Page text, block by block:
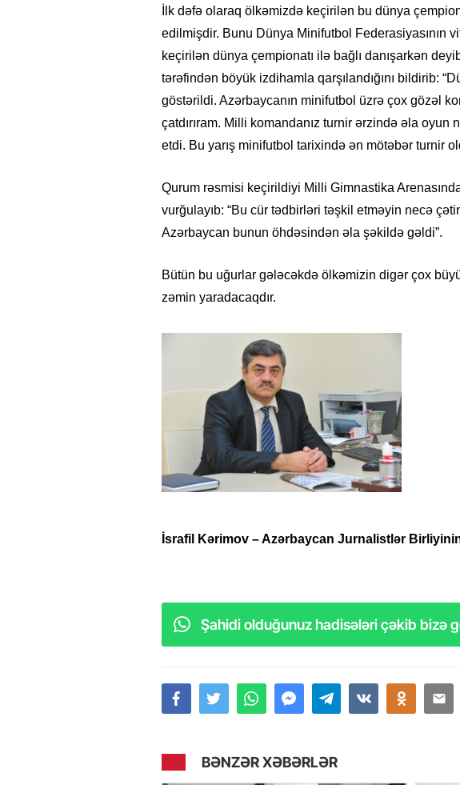
İlk dəfə olaraq ölkəmizdə keçirilən bu dünya
edilmişdir. Bunu Dünya Minifutbol Federasiyasının
keçirilən dünya çempionatı ilə bağlı danışarkən
tərəfindən böyük izdihamla qarşılandığını bildirib:
göstərildi. Azərbaycanın minifutbol üzrə çox gözəl
çatdırıram. Milli komandanız turnir ərzində əla
etdi. Bu yarış minifutbol tarixində ən mötəbər turnir
Qurum rəsmisi keçirildiyi Milli Gimnastika
vurğulayıb: “Bu cür tədbirləri təşkil etməyin necə
Azərbaycan bunun öhdəsindən əla şəkildə gəldi”.
Bütün bu uğurlar gələcəkdə ölkəmizin digər çox
zəmin yaradacaqdır.
İsrafil Kərimov – Azərbaycan Jurnalistlər
Şahidi olduğunuz hadisələri çəkib bizə
BƏNZƏR XƏBƏRLƏR